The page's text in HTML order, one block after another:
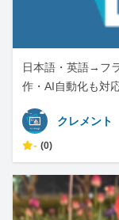
日本語・英語→フ
作・AI自動化も対
クレメント
- (0)